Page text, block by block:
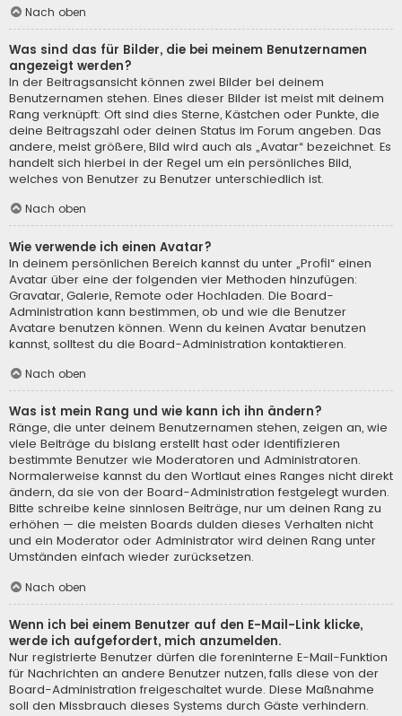
Nach oben
Was sind das für Bilder, die bei meinem Benutzernamen
angezeigt werden?
In der Beitragsansicht können zwei Bilder bei deinem
Benutzernamen stehen. Eines dieser Bilder ist meist mit deinem
Rang verknüpft: Oft sind dies Sterne, Kästchen oder Punkte, die
deine Beitragszahl oder deinen Status im Forum angeben. Das
andere, meist größere, Bild wird auch als „Avatar“ bezeichnet. Es
handelt sich hierbei in der Regel um ein persönliches Bild,
welches von Benutzer zu Benutzer unterschiedlich ist.
Nach oben
Wie verwende ich einen Avatar?
In deinem persönlichen Bereich kannst du unter „Profil“ einen
Avatar über eine der folgenden vier Methoden hinzufügen:
Gravatar, Galerie, Remote oder Hochladen. Die Board-
Administration kann bestimmen, ob und wie die Benutzer
Avatare benutzen können. Wenn du keinen Avatar benutzen
kannst, solltest du die Board-Administration kontaktieren.
Nach oben
Was ist mein Rang und wie kann ich ihn ändern?
Ränge, die unter deinem Benutzernamen stehen, zeigen an, wie
viele Beiträge du bislang erstellt hast oder identifizieren
bestimmte Benutzer wie Moderatoren und Administratoren.
Normalerweise kannst du den Wortlaut eines Ranges nicht direkt
ändern, da sie von der Board-Administration festgelegt wurden.
Bitte schreibe keine sinnlosen Beiträge, nur um deinen Rang zu
erhöhen — die meisten Boards dulden dieses Verhalten nicht
und ein Moderator oder Administrator wird deinen Rang unter
Umständen einfach wieder zurücksetzen.
Nach oben
Wenn ich bei einem Benutzer auf den E-Mail-Link klicke,
werde ich aufgefordert, mich anzumelden.
Nur registrierte Benutzer dürfen die foreninterne E-Mail-Funktion
für Nachrichten an andere Benutzer nutzen, falls diese von der
Board-Administration freigeschaltet wurde. Diese Maßnahme
soll den Missbrauch dieses Systems durch Gäste verhindern.